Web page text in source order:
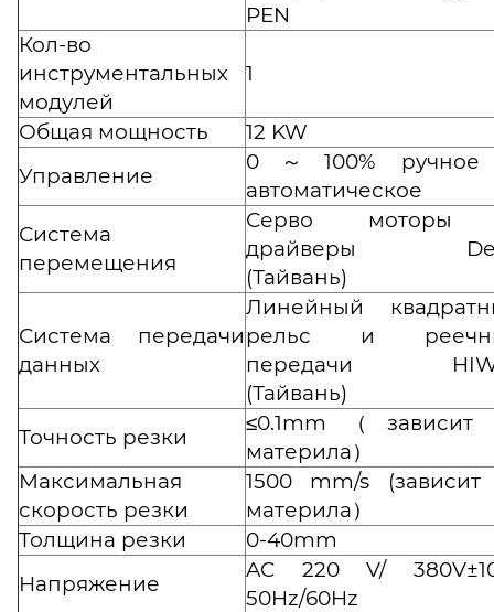
PEN
Кол-во
инструментальных
модулей
1
Общая мощность
12 KW
Управление
0～100%
автоматическое
Система
перемещения
Серво
драйверы
(Тайвань)
Система передачи
данных
Линейный
рельс и
передачи
(Тайвань)
Точность резки
≤0.1mm（зависит
материла）
Максимальная
скорость резки
1500 mm/s (зависит
материла）
Толщина резки
0-40mm
Напряжение
AC 220 V/
50Hz/60Hz